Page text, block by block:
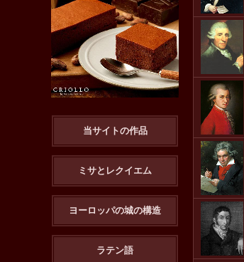
当サイトの作品
ミサとレクイエム
ヨーロッパの城の構造
ラテン語